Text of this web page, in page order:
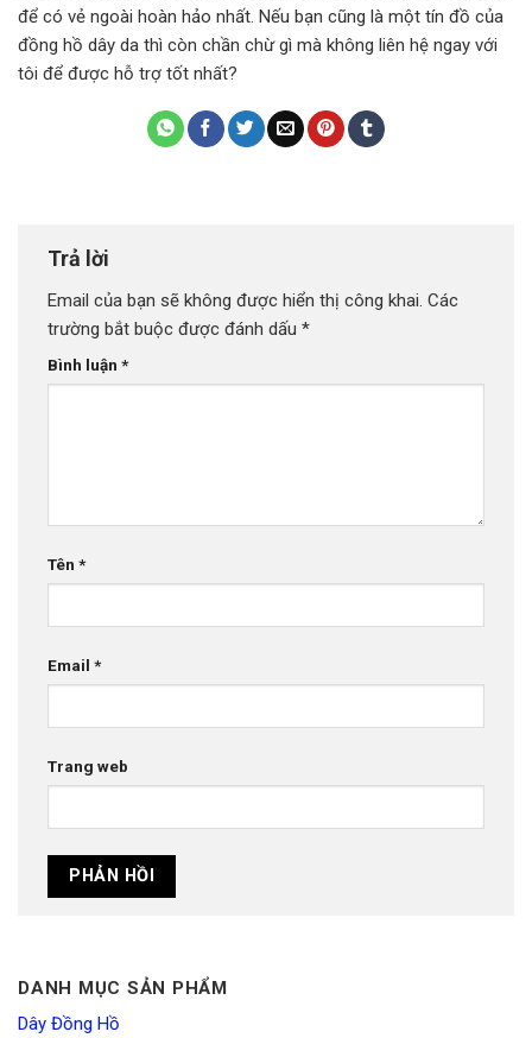
để có vẻ ngoài hoàn hảo nhất. Nếu bạn cũng là một tín đồ của
đồng hồ dây da thì còn chần chừ gì mà không liên hệ ngay với
tôi để được hỗ trợ tốt nhất?
Trả lời
Email của bạn sẽ không được hiển thị công khai. Các
trường bắt buộc được đánh dấu *
Bình luận *
Tên *
Email *
Trang web
DANH MỤC SẢN PHẨM
Dây Đồng Hồ